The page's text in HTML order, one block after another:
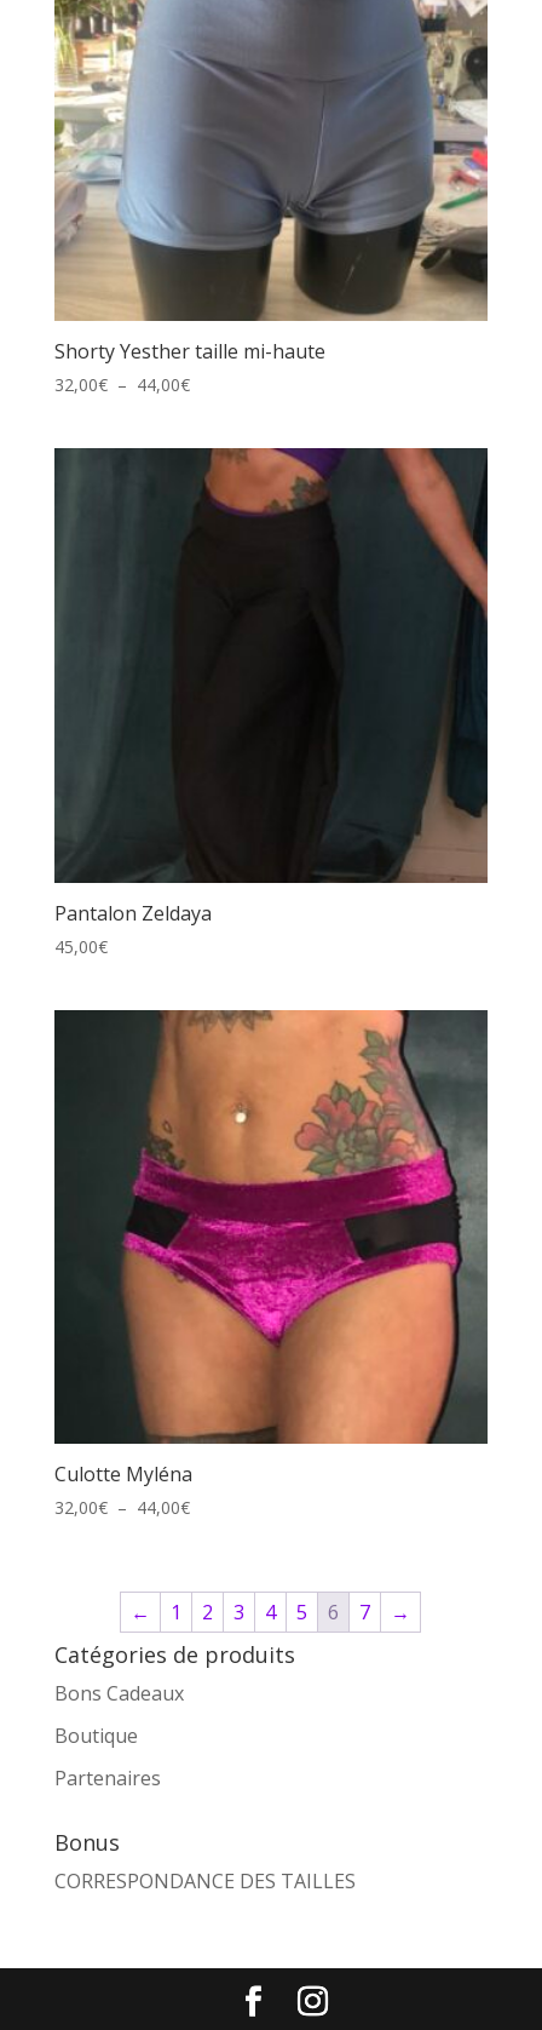
Shorty Yesther taille mi-haute
32,00€ – 44,00€Plage
32,00€
44,00€
Pantalon Zeldaya
45,00€
Culotte Myléna
32,00€ – 44,00€Plage
32,00€
44,00€
← 1 2 3 4 5 6 7 →
Catégories de produits
Bons Cadeaux
Boutique
Partenaires
Bonus
CORRESPONDANCE DES TAILLES